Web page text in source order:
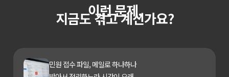
이런 문제,
지금도 겪고 계신가요?
민원 접수 파일, 메일로 하나하나